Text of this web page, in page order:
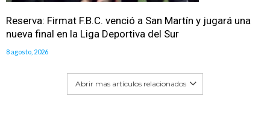
Reserva: Firmat F.B.C. venció a San Martín y jugará una
nueva final en la Liga Deportiva del Sur
8 agosto, 2026
Abrir mas artículos relacionados